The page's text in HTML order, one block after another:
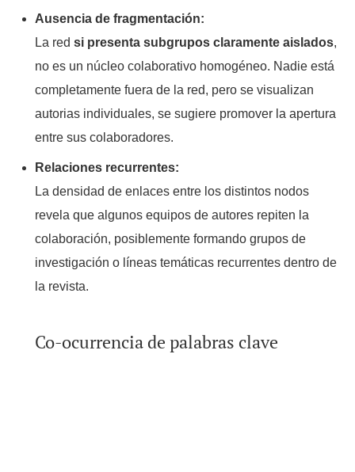
Ausencia de fragmentación:
La red si presenta subgrupos claramente aislados,
no es un núcleo colaborativo homogéneo. Nadie está
completamente fuera de la red, pero se visualizan
autorias individuales, se sugiere promover la apertura
entre sus colaboradores.
Relaciones recurrentes:
La densidad de enlaces entre los distintos nodos
revela que algunos equipos de autores repiten la
colaboración, posiblemente formando grupos de
investigación o líneas temáticas recurrentes dentro de
la revista.
Co-ocurrencia de palabras clave